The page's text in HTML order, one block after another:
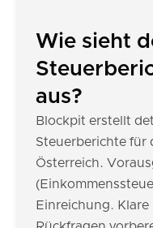
Wie sieht
aus?
Blockpit erstellt
Steuerberichte für
Österreich.
Einreichung.